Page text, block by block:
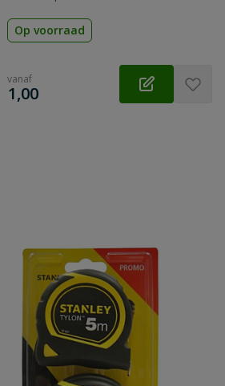
Op voorraad
vanaf
€
1,00